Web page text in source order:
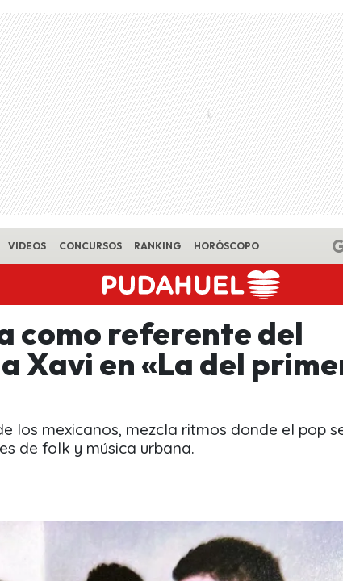
VIDEOS CONCURSOS RANKING HORÓSCOPO
como referente del
Xavi en «La del
los mexicanos, mezcla ritmos donde el pop
de folk y música urbana.